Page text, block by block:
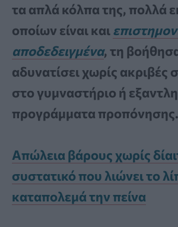
τα απλά κόλπα της, πολλά
οποίων είναι και
αποδεδειγμένα, τη
αδυνατίσει χωρίς ακριβές
στο γυμναστήριο ή
προγράμματα προπόνησης.
Απώλεια βάρους χωρίς
συστατικό που λιώνει το
καταπολεμά την πείνα